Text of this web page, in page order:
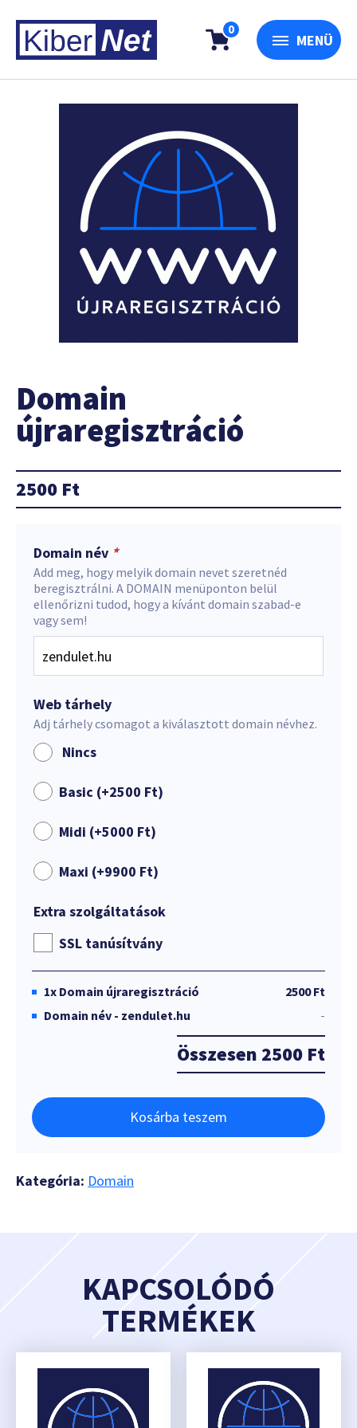
0
MENÜ
Domain
újraregisztráció
2500 Ft
Domain név *
Add meg, hogy melyik domain nevet szeretnéd
beregisztrálni. A DOMAIN menüponton belül
ellenőrizni tudod, hogy a kívánt domain szabad-e
vagy sem!
Web tárhely
Adj tárhely csomagot a kiválasztott domain névhez.
Nincs
Basic (+2500 Ft)
Midi (+5000 Ft)
Maxi (+9900 Ft)
Extra szolgáltatások
SSL tanúsítvány
1x Domain újraregisztráció
2500 Ft
Domain név - zendulet.hu
-
Összesen 2500 Ft
Kosárba teszem
Kategória: Domain
KAPCSOLÓDÓ
TERMÉKEK